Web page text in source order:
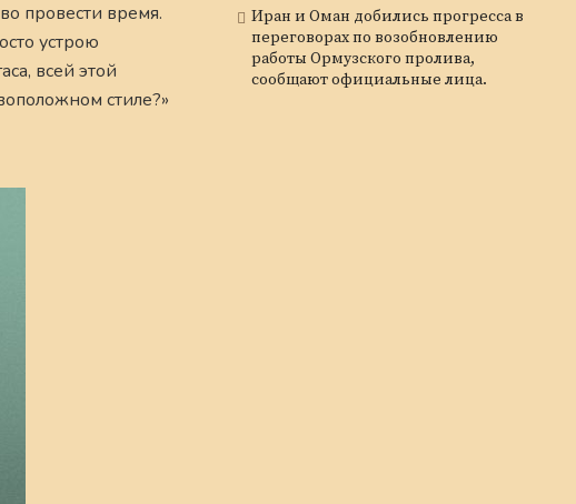
провести время.
устрою
всей этой
стиле?»
Иран и Оман добились прогресса в
переговорах по возобновлению
работы Ормузского пролива,
сообщают официальные лица.